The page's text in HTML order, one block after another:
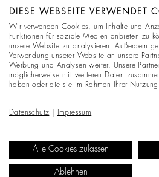
die gezeigten Materialien und
Original sind möglich.
ausdrücklich vor.
Retouren sind daher nur bei den
beachten Sie, dass die Lieferzeit
in der Regel 4 bis 8 Wochen ab
DIESE WEBSEITE VERWENDET
Wir verwenden Cookies, um Inhalte und
Funktionen für soziale Medien anbieten zu
unsere Website zu analysieren. Außerdem
Verwendung unserer Website an unsere
Werbung und Analysen weiter. Unsere
möglicherweise mit weiteren Daten
haben oder die sie im Rahmen Ihrer
Datenschutz Impressum
Alle Cookies zulassen
Ablehnen